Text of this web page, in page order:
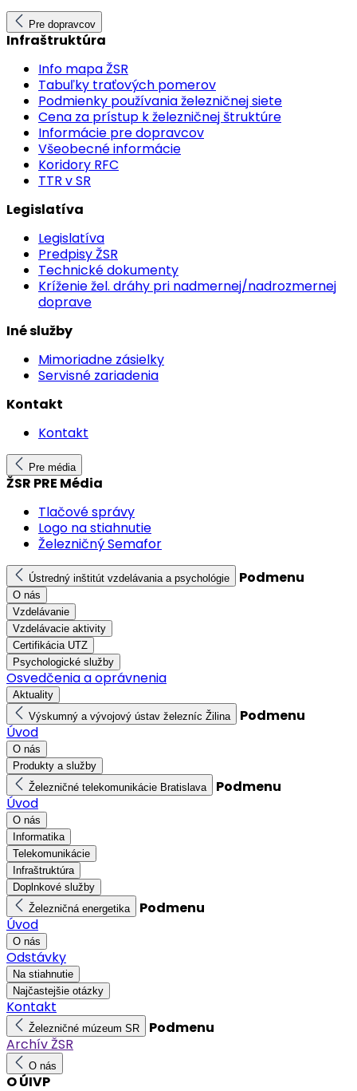
Pre dopravcov
Infraštruktúra
Info mapa ŽSR
Tabuľky traťových pomerov
Podmienky používania železničnej siete
Cena za prístup k železničnej štruktúre
Informácie pre dopravcov
Všeobecné informácie
Koridory RFC
TTR v SR
Legislatíva
Legislatíva
Predpisy ŽSR
Technické dokumenty
Kríženie žel. dráhy pri nadmernej/nadrozmernej
doprave
Iné služby
Mimoriadne zásielky
Servisné zariadenia
Kontakt
Kontakt
Pre média
ŽSR PRE Média
Tlačové správy
Logo na stiahnutie
Železničný Semafor
Ústredný inštitút vzdelávania a psychológie Podmenu
O nás
Vzdelávanie
Vzdelávacie aktivity
Certifikácia UTZ
Psychologické služby
Osvedčenia a oprávnenia
Aktuality
Výskumný a vývojový ústav železníc Žilina
Podmenu
Úvod
O nás
Produkty a služby
Železničné telekomunikácie Bratislava
Podmenu
Úvod
O nás
Informatika
Telekomunikácie
Infraštruktúra
Doplnkové služby
Železničná energetika
Podmenu
Úvod
O nás
Odstávky
Na stiahnutie
Najčastejšie otázky
Kontakt
Železničné múzeum SR
Podmenu
Archív ŽSR
O nás
O ÚIVP